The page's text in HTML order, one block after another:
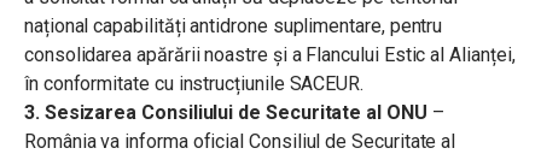
național capabilități antidrone suplimentare, pentru
consolidarea apărării noastre și a Flancului Estic al Alianței,
în conformitate cu instrucțiunile SACEUR.
3. Sesizarea Consiliului de Securitate al ONU –
România va informa oficial Consiliul de Securitate al